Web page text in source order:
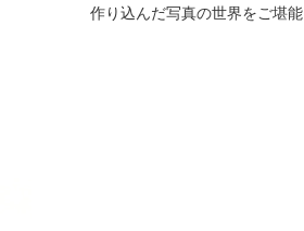
作り込んだ写真の世界をご堪